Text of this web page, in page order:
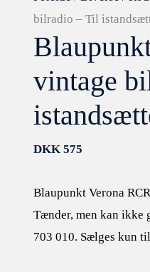
bilradio – Til
vintage
DKK 575
Blaupunkt Verona
Tænder, men kan ikke
703 010. Sælges kun